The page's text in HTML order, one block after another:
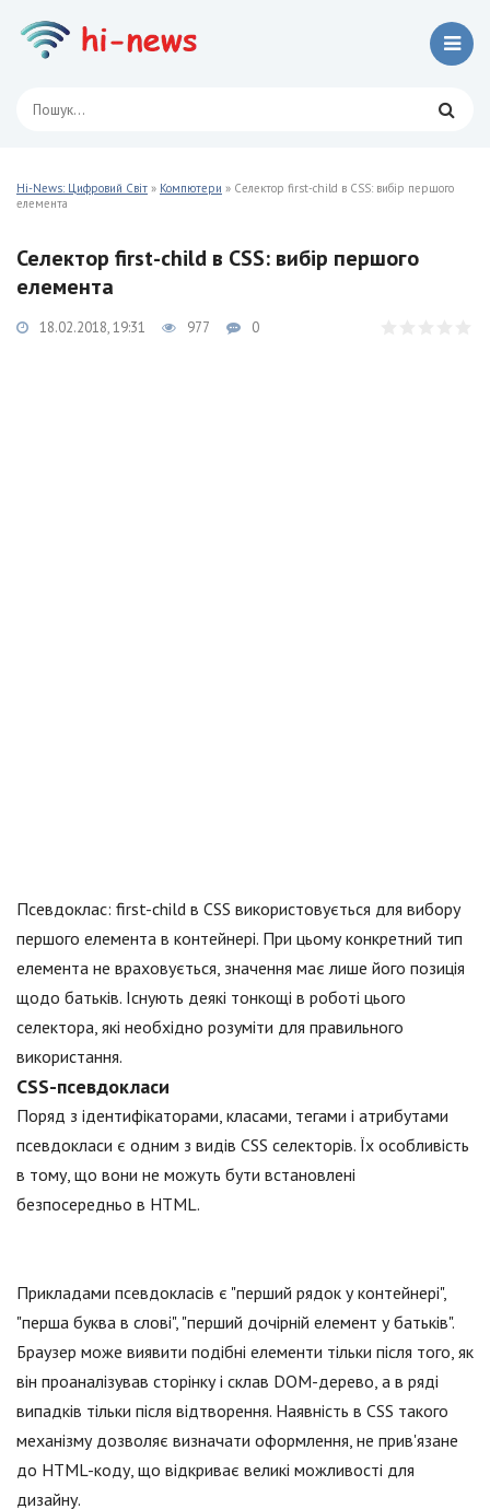
Hi-News: Цифровий Світ » Компютери » Селектор first-child в CSS: вибір першого
елемента
Селектор first-child в CSS: вибір першого
елемента
18.02.2018, 19:31 977 0
Псевдоклас: first-child в CSS використовується для вибору
першого елемента в контейнері. При цьому конкретний тип
елемента не враховується, значення має лише його позиція
щодо батьків. Існують деякі тонкощі в роботі цього
селектора, які необхідно розуміти для правильного
використання.
CSS-псевдокласи
Поряд з ідентифікаторами, класами, тегами і атрибутами
псевдокласи є одним з видів CSS селекторів. Їх особливість
в тому, що вони не можуть бути встановлені
безпосередньо в HTML.
Прикладами псевдокласів є "перший рядок у контейнері",
"перша буква в слові", "перший дочірній елемент у батьків".
Браузер може виявити подібні елементи тільки після того, як
він проаналізував сторінку і склав DOM-дерево, а в ряді
випадків тільки після відтворення. Наявність в CSS такого
механізму дозволяє визначати оформлення, не прив'язане
до HTML-коду, що відкриває великі можливості для
дизайну.